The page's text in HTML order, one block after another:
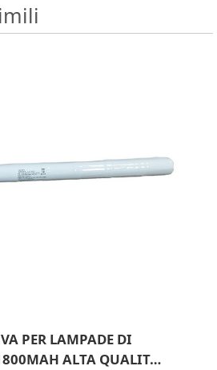
PER LAMPADE DI
ALTA QUALIT…